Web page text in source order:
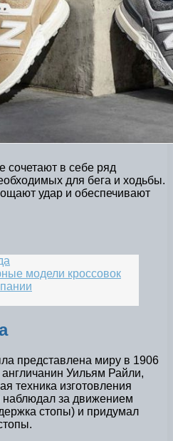
сочетают в себе ряд
для бега и ходьбы.
удар и обеспечивают
модели кроссовок
представлена миру в 1906
Уильям Райли,
техника изготовления
наблюдал за движением
стопы) и придумал